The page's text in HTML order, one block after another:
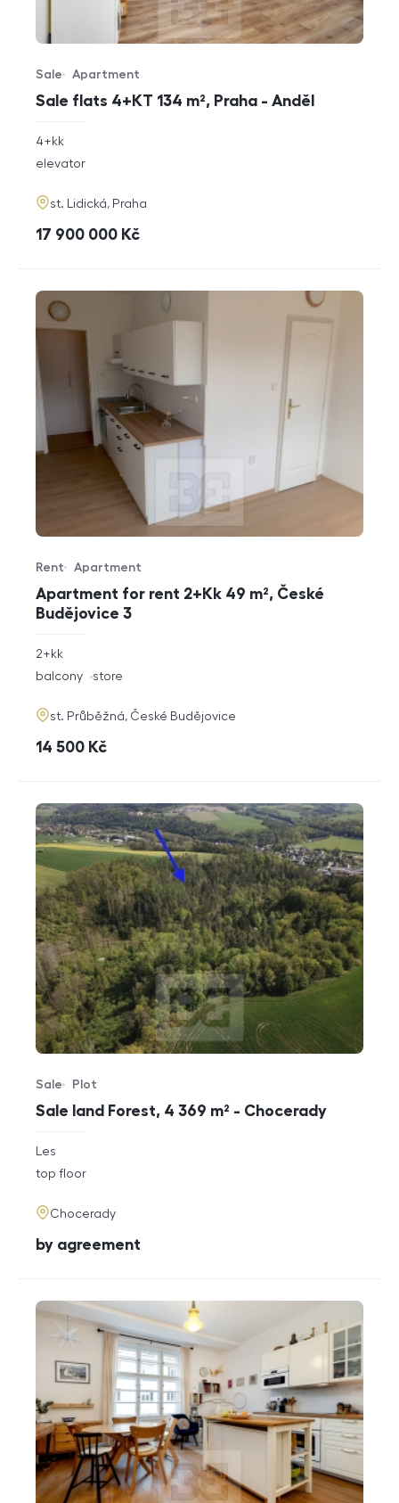
Sale flats 4+KT 134 m², Praha - Anděl
Offer type
Sale
Property type
Apartment
rozměry
disposition
4+kk
funkce
elevator
adresa
st. Lidická, Praha
cena
17 900 000 Kč
Apartment for rent 2+Kk 49 m², České
Budějovice 3
Offer type
Rent
Property type
Apartment
rozměry
disposition
2+kk
funkce
balcony store
adresa
st. Průběžná, České Budějovice
cena
14 500 Kč
Sale land Forest, 4 369 m² - Chocerady
Offer type
Sale
Property type
Plot
rozměry
disposition
Les
funkce
top floor
adresa
Chocerady
cena
by agreement